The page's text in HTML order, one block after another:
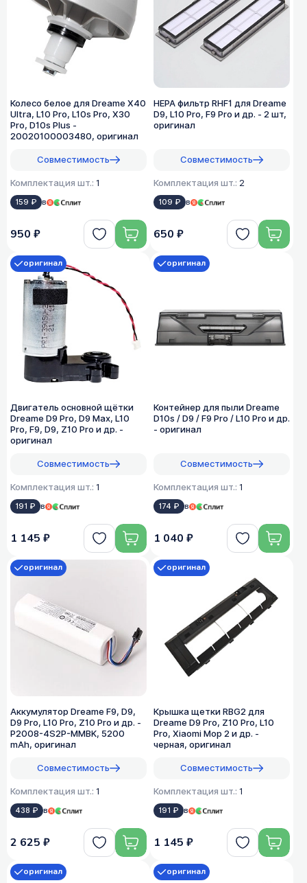
Колесо белое для Dreame X40
Ultra, L10 Pro, L10s Pro, X30
Pro, D10s Plus -
20020100003480, оригинал
Совместимость
Комплектация шт.: 1
159 ₽ в
950 ₽
HEPA фильтр RHF1 для Dreame
D9, L10 Pro, F9 Pro и др. - 2 шт,
оригинал
Совместимость
Комплектация шт.: 2
109 ₽ в
650 ₽
Двигатель основной щётки
Dreame D9 Pro, D9 Max, L10
Pro, F9, D9, Z10 Pro и др. -
оригинал
Совместимость
Комплектация шт.: 1
191 ₽ в
оригинал
1 145 ₽
Контейнер для пыли Dreame
D10s / D9 / F9 Pro / L10 Pro и др.
- оригинал
Совместимость
Комплектация шт.: 1
174 ₽ в
оригинал
1 040 ₽
Аккумулятор Dreame F9, D9,
D9 Pro, L10 Pro, Z10 Pro и др. -
P2008-4S2P-MMBK, 5200
mAh, оригинал
Совместимость
Комплектация шт.: 1
438 ₽ в
оригинал
2 625 ₽
Крышка щетки RBG2 для
Dreame D9 Pro, Z10 Pro, L10
Pro, Xiaomi Mop 2 и др. -
черная, оригинал
Совместимость
Комплектация шт.: 1
191 ₽ в
оригинал
1 145 ₽
оригинал оригинал